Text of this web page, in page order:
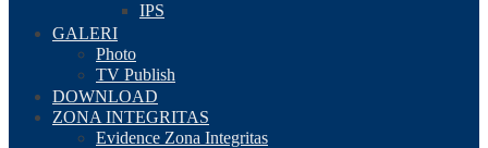
IPS
GALERI
Photo
TV Publish
DOWNLOAD
ZONA INTEGRITAS
Evidence Zona Integritas